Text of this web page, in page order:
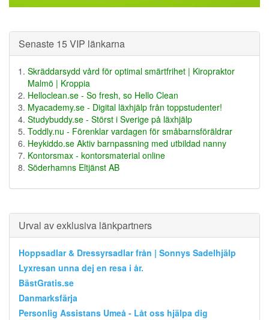
Senaste 15 VIP länkarna
Skräddarsydd vård för optimal smärtfrihet | Kiropraktor
Malmö | Kroppia
Helloclean.se - So fresh, so Hello Clean
Myacademy.se - Digital läxhjälp från toppstudenter!
Studybuddy.se - Störst i Sverige på läxhjälp
Toddly.nu - Förenklar vardagen för småbarnsföräldrar
Heykiddo.se Aktiv barnpassning med utbildad nanny
Kontorsmax - kontorsmaterial online
Söderhamns Eltjänst AB
Urval av exklusiva länkpartners
Hoppsadlar & Dressyrsadlar från | Sonnys Sadelhjälp
Lyxresan unna dej en resa i år.
BästGratis.se
Danmarksfärja
Personlig Assistans Umeå - Låt oss hjälpa dig